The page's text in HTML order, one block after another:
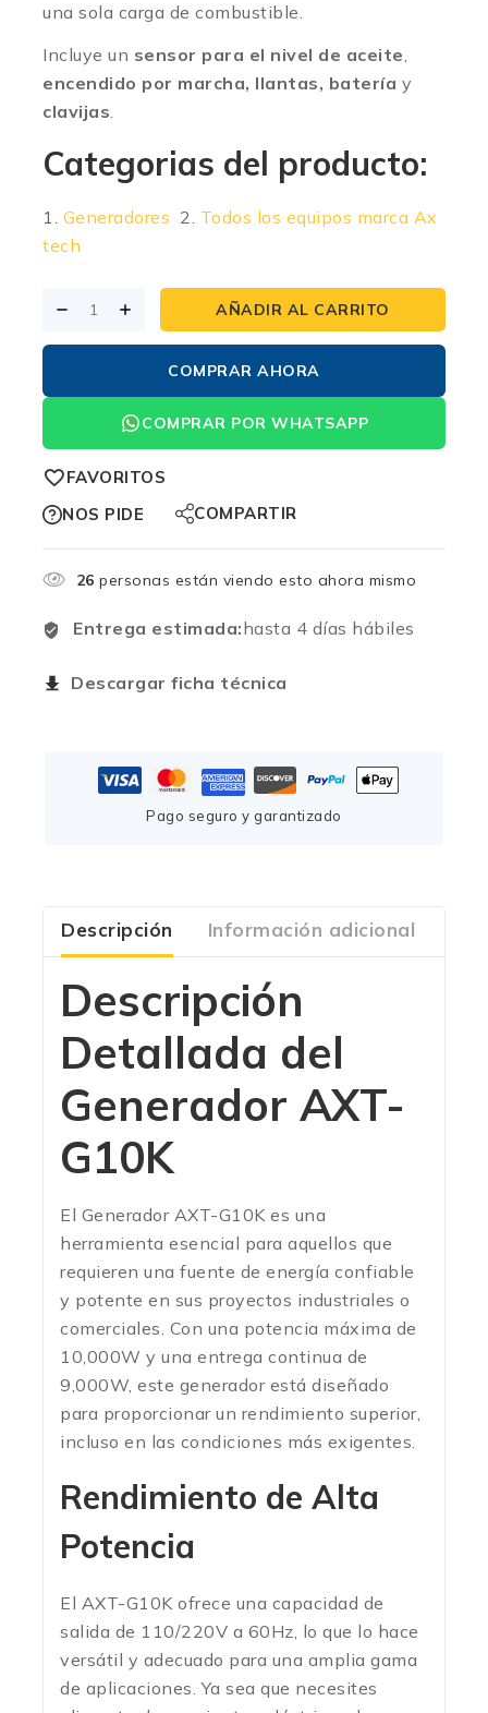
una sola carga de combustible.
Incluye un sensor para el nivel de aceite
encendido por marcha, llantas, batería y
clavijas
Categorias del producto:
1. Generadores 2. Todos los equipos marca Ax
tech
AÑADIR AL CARRITO
COMPRAR AHORA
COMPRAR POR WHATSAPP
FAVORITOS
NOS PIDE
COMPARTIR
26 personas están viendo esto ahora mismo
Entrega estimada:hasta 4 días hábiles
Descargar ficha técnica
Pago seguro y garantizado
Descripción Información adicional
Descripción
Detallada del
Generador AXT-
G10K
El Generador AXT-G10K es una
herramienta esencial para aquellos que
requieren una fuente de energía confiable
y potente en sus proyectos industriales o
comerciales. Con una potencia máxima de
10,000W y una entrega continua de
9,000W, este generador está diseñado
para proporcionar un rendimiento superior,
incluso en las condiciones más exigentes.
Rendimiento de Alta
Potencia
El AXT-G10K ofrece una capacidad de
salida de 110/220V a 60Hz, lo que lo hace
versátil y adecuado para una amplia gama
de aplicaciones. Ya sea que necesites